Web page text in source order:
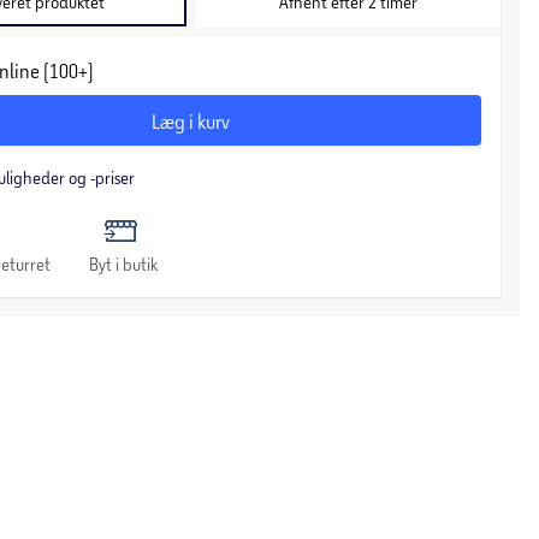
(100+)
Læg i kurv
og -priser
Byt i butik